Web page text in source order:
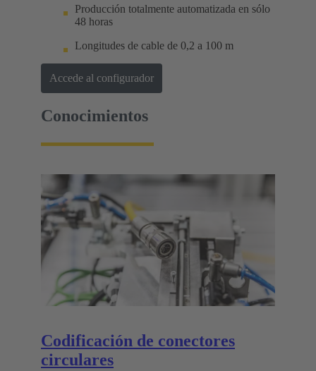
Producción totalmente automatizada en sólo
48 horas
Longitudes de cable de 0,2 a 100 m
Accede al configurador
Conocimientos
Codificación de conectores
circulares